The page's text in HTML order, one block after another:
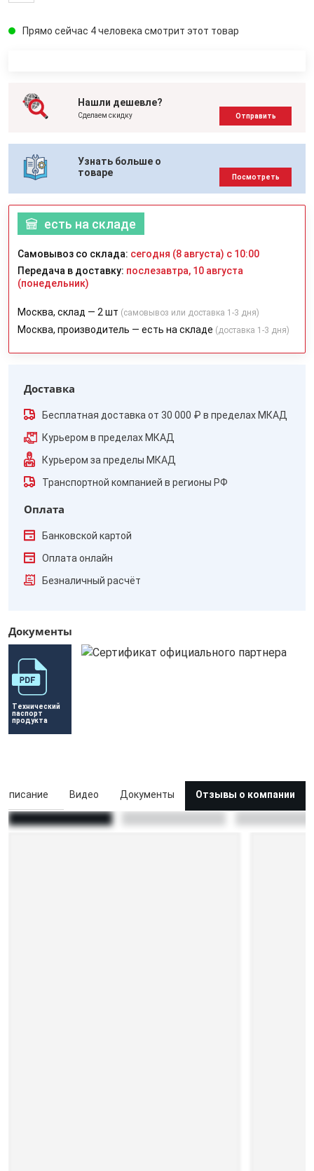
Прямо сейчас 4 человека смотрит этот товар
Нашли дешевле?
Сделаем скидку Отправить
Узнать больше о
товаре
Посмотреть
есть на складе
Самовывоз со склада: сегодня (8 августа) с 10:00
Передача в доставку: послезавтра, 10 августа
(понедельник)
Москва, склад — 2 шт (самовывоз или доставка 1-3 дня)
Москва, производитель — есть на складе (доставка 1-3 дня)
Доставка
Бесплатная доставка от 30 000 ₽ в пределах МКАД
Курьером в пределах МКАД
Курьером за пределы МКАД
Транспортной компанией в регионы РФ
Оплата
Банковской картой
Оплата онлайн
Безналичный расчёт
Документы
Технический
паспорт
продукта
Описание Видео Документы Отзывы о компании